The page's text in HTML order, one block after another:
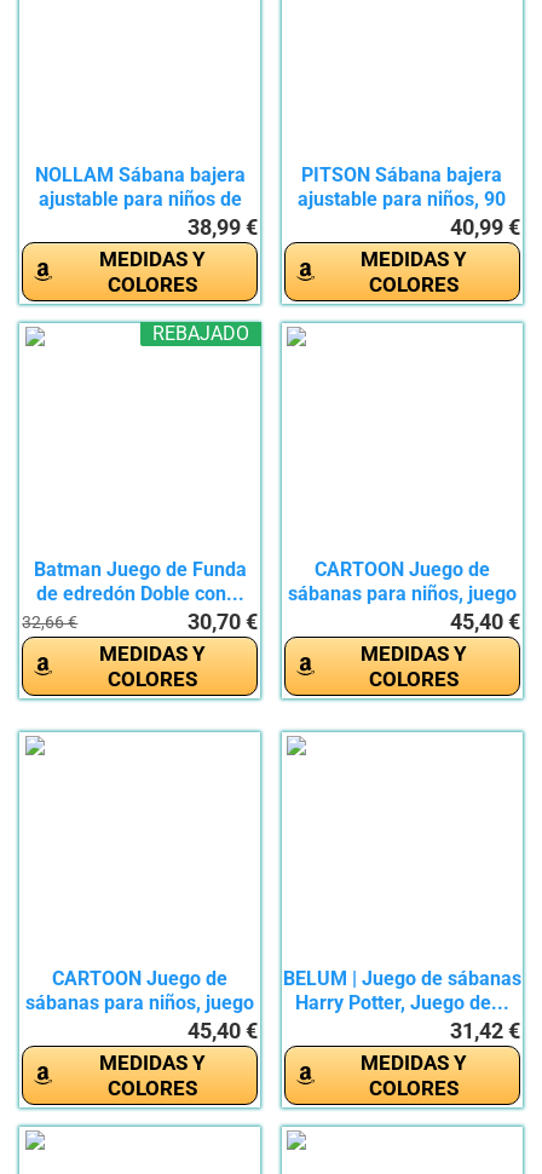
NOLLAM Sábana bajera
ajustable para niños de
38,99 €
MEDIDAS Y
COLORES
PITSON Sábana bajera
ajustable para niños, 90
40,99 €
MEDIDAS Y
COLORES
REBAJADO
Batman Juego de Funda
de edredón Doble con...
32,66 € 30,70 €
MEDIDAS Y
COLORES
CARTOON Juego de
sábanas para niños, juego
45,40 €
MEDIDAS Y
COLORES
CARTOON Juego de
sábanas para niños, juego
45,40 €
MEDIDAS Y
COLORES
BELUM | Juego de sábanas
Harry Potter, Juego de...
31,42 €
MEDIDAS Y
COLORES